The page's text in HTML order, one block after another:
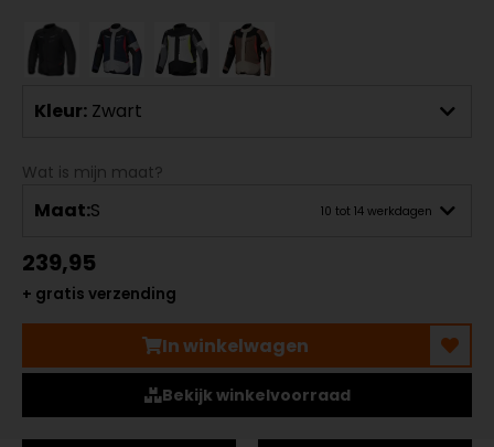
Kleur: Zwart
Wat is mijn maat?
Maat:S 10 tot 14 werkdagen
239,95
+ gratis verzending
In winkelwagen
Bekijk winkelvoorraad